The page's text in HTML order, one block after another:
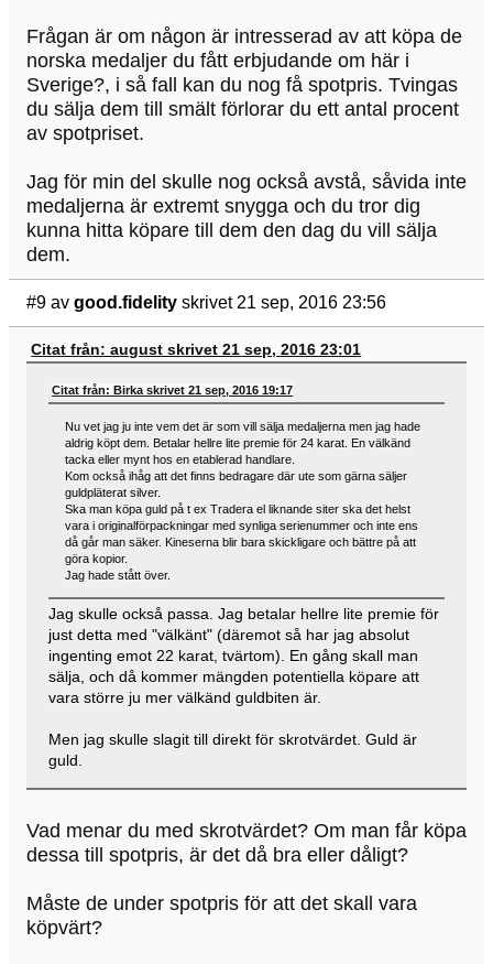
Frågan är om någon är intresserad av att köpa de
norska medaljer du fått erbjudande om här i
Sverige?, i så fall kan du nog få spotpris. Tvingas
du sälja dem till smält förlorar du ett antal procent
av spotpriset.
Jag för min del skulle nog också avstå, såvida inte
medaljerna är extremt snygga och du tror dig
kunna hitta köpare till dem den dag du vill sälja
dem.
#9 av good.fidelity skrivet 21 sep, 2016 23:56
Citat från: august skrivet 21 sep, 2016 23:01
Citat från: Birka skrivet 21 sep, 2016 19:17
Nu vet jag ju inte vem det är som vill sälja medaljerna men jag hade
aldrig köpt dem. Betalar hellre lite premie för 24 karat. En välkänd
tacka eller mynt hos en etablerad handlare.
Kom också ihåg att det finns bedragare där ute som gärna säljer
guldpläterat silver.
Ska man köpa guld på t ex Tradera el liknande siter ska det helst
vara i originalförpackningar med synliga serienummer och inte ens
då går man säker. Kineserna blir bara skickligare och bättre på att
göra kopior.
Jag hade stått över.
Jag skulle också passa. Jag betalar hellre lite premie för
just detta med "välkänt" (däremot så har jag absolut
ingenting emot 22 karat, tvärtom). En gång skall man
sälja, och då kommer mängden potentiella köpare att
vara större ju mer välkänd guldbiten är.
Men jag skulle slagit till direkt för skrotvärdet. Guld är
guld.
Vad menar du med skrotvärdet? Om man får köpa
dessa till spotpris, är det då bra eller dåligt?
Måste de under spotpris för att det skall vara
köpvärt?